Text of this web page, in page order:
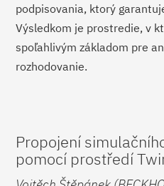
podpisovania, ktorý
Výsledkom je prostredie, v
spoľahlivým základom pre
rozhodovanie.
Propojení
pomocí prostředí